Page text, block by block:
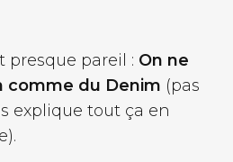
presque pareil : On ne
comme du Denim (pas
explique tout ça en